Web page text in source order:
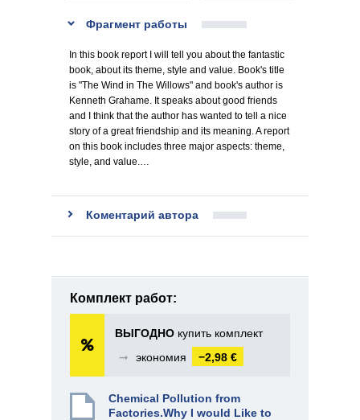
Фрагмент работы
In this book report I will tell you about the fantastic
book, about its theme, style and value. Book's title
is "The Wind in The Willows" and book's author is
Kenneth Grahame. It speaks about good friends
and I think that the author has wanted to tell a nice
story of a great friendship and its meaning. A report
on this book includes three major aspects: theme,
style, and value.…
Коментарий автора
Комплект работ:
ВЫГОДНО купить комплект
➞
экономия −2,98 €
Chemical Pollution from
Factories.Why I would Like to